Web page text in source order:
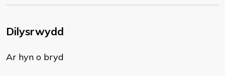
Dilysrwydd
Ar hyn o bryd